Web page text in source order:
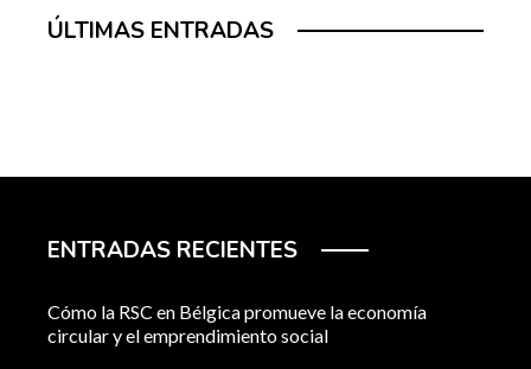
ÚLTIMAS ENTRADAS
ENTRADAS RECIENTES
Cómo la RSC en Bélgica promueve la economía
circular y el emprendimiento social